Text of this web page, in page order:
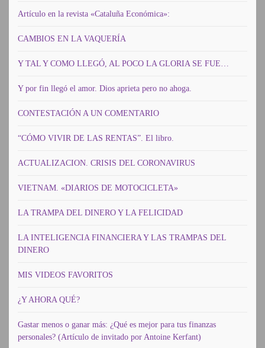
Artículo en la revista «Cataluña Económica»:
CAMBIOS EN LA VAQUERÍA
Y TAL Y COMO LLEGÓ, AL POCO LA GLORIA SE FUE…
Y por fin llegó el amor. Dios aprieta pero no ahoga.
CONTESTACIÓN A UN COMENTARIO
“CÓMO VIVIR DE LAS RENTAS”. El libro.
ACTUALIZACION. CRISIS DEL CORONAVIRUS
VIETNAM. «DIARIOS DE MOTOCICLETA»
LA TRAMPA DEL DINERO Y LA FELICIDAD
LA INTELIGENCIA FINANCIERA Y LAS TRAMPAS DEL
DINERO
MIS VIDEOS FAVORITOS
¿Y AHORA QUÉ?
Gastar menos o ganar más: ¿Qué es mejor para tus finanzas
personales? (Artículo de invitado por Antoine Kerfant)